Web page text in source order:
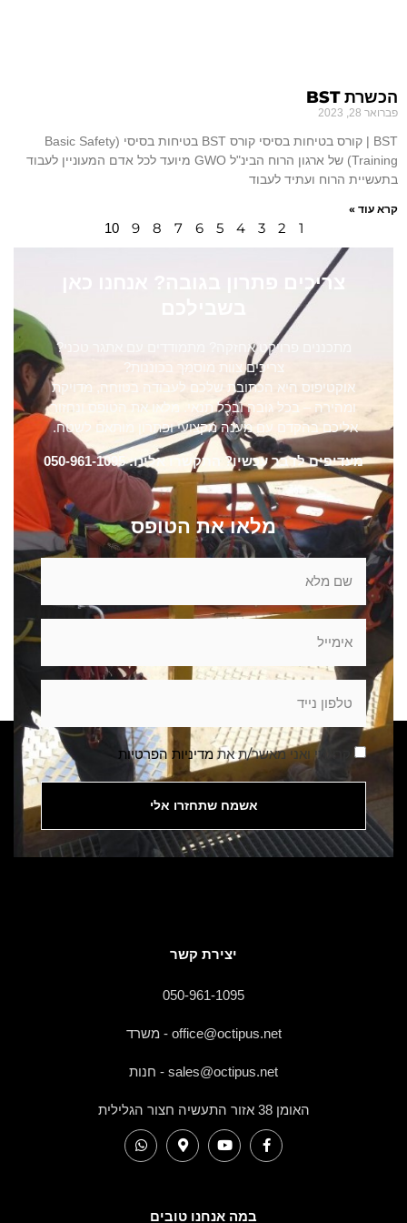
הכשרת BST
פברואר 28, 2023
BST | קורס בטיחות בסיסי קורס BST בטיחות בסיסי (Basic Safety
Training) של ארגון הרוח הבינ"ל GWO מיועד לכל אדם המעוניין לעבוד
בתעשיית הרוח ועתיד לעבוד
קרא עוד »
1
2
3
4
5
6
7
8
9
10
צריכים פתרון בגובה? אנחנו כאן
מתכננים פרויקט אחזקה? מתמודדים עם אתגר טכני?
צריכים צוות מוסמך בכוננות?
אוקטיפוס היא הכתובת שלכם לעבודה בטוחה, מדויקת
ומהירה – בכל גובה ובכל תנאי. מלאו את הטופס ונחזור
אליכם בהקדם עם מענה מקצועי ופתרון מותאם לשטח.
מעדיפים לדבר עכשיו? התקשרו אלינו: 050-961-1095
מלאו את הטופס
קראתי ואני מאשר/ת אתמדיניות הפרטיות
אשמח שתחזרו אלי
יצירת קשר
050-961-1095
office@octipus.net - משרד
sales@octipus.net - חנות
האומן 38 אזור התעשיה חצור הגלילית
במה אנחנו טובים